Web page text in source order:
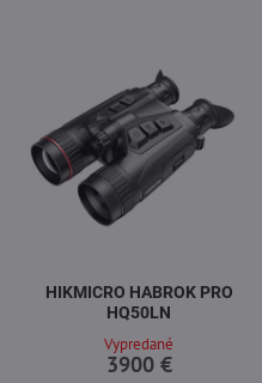
HIKMICRO HABROK PRO
HQ50LN
Vypredané
3900 €